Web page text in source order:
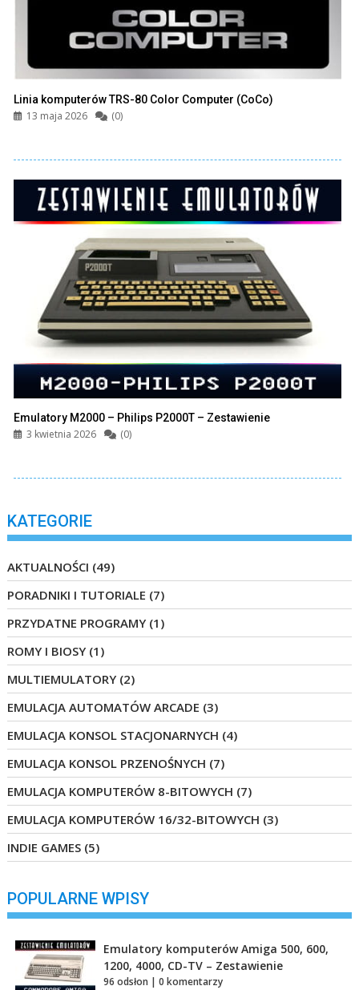
Linia komputerów TRS-80 Color Computer (CoCo)
13 maja 2026 (0)
Emulatory M2000 – Philips P2000T – Zestawienie
3 kwietnia 2026 (0)
KATEGORIE
AKTUALNOŚCI (49)
PORADNIKI I TUTORIALE (7)
PRZYDATNE PROGRAMY (1)
ROMY I BIOSY (1)
MULTIEMULATORY (2)
EMULACJA AUTOMATÓW ARCADE (3)
EMULACJA KONSOL STACJONARNYCH (4)
EMULACJA KONSOL PRZENOŚNYCH (7)
EMULACJA KOMPUTERÓW 8-BITOWYCH (7)
EMULACJA KOMPUTERÓW 16/32-BITOWYCH (3)
INDIE GAMES (5)
POPULARNE WPISY
Emulatory komputerów Amiga 500, 600,
1200, 4000, CD-TV – Zestawienie
96 odsłon |0 komentarzy